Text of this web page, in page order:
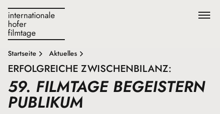
internationale
hofer
filmtage
Startseite Aktuelles
ERFOLGREICHE ZWISCHENBILANZ:
59. FILMTAGE BEGEISTERN
PUBLIKUM